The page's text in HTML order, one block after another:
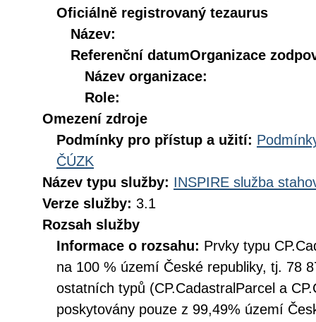
Oficiálně registrovaný tezaurus
Název:
Referenční datumOrganizace
Název organizace:
Role:
Omezení zdroje
Podmínky pro přístup a užití:
ČÚZK
Název typu služby: INSPIRE služba
Verze služby: 3.1
Rozsah služby
Informace o rozsahu: Prvky typu
na 100 % území České republiky, tj. 78
ostatních typů (CP.CadastralParcel a
poskytovány pouze z 99,49% území